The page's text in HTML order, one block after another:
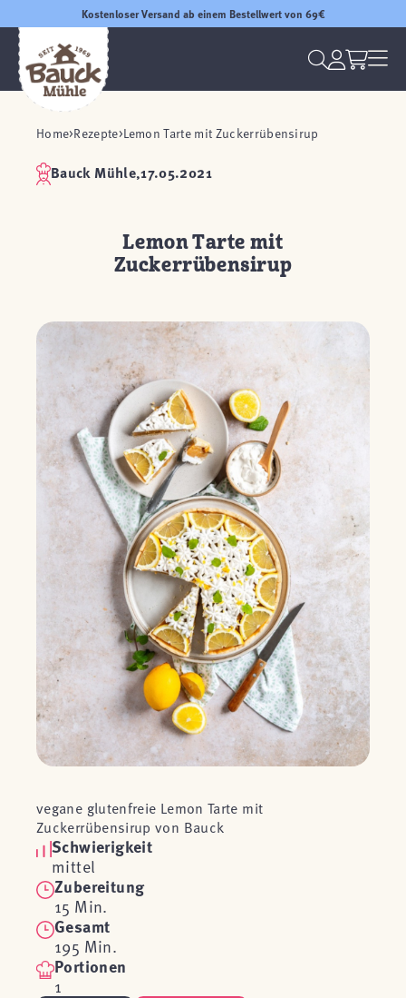
Kostenloser Versand ab einem Bestellwert von 69€
Home Rezepte Lemon Tarte mit Zuckerrübensirup
Bauck Mühle,17.05.2021
Lemon Tarte mit
Zuckerrübensirup
vegane glutenfreie Lemon Tarte mit
Zuckerrübensirup von Bauck
Schwierigkeit
mittel
Zubereitung
15 Min.
Gesamt
195 Min.
Portionen
1